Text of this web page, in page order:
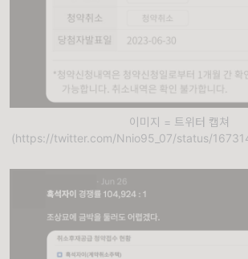
이미지 = 트위터 캡쳐
(https://twitter.com/Nnio95_07/status/